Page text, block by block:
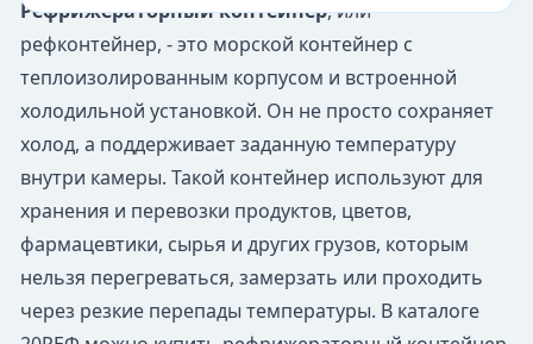
Рефрижераторный контейнер, или
рефконтейнер, - это морской контейнер с
теплоизолированным корпусом и встроенной
холодильной установкой. Он не просто сохраняет
холод, а поддерживает заданную температуру
внутри камеры. Такой контейнер используют для
хранения и перевозки продуктов, цветов,
фармацевтики, сырья и других грузов, которым
нельзя перегреваться, замерзать или проходить
через резкие перепады температуры. В каталоге